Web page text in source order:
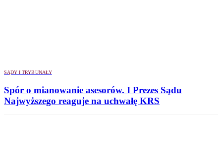
SĄDY I TRYBUNAŁY
Spór o mianowanie asesorów. I Prezes Sądu
Najwyższego reaguje na uchwałę KRS